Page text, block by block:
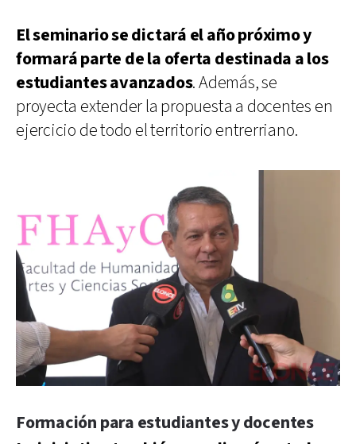
El seminario se dictará el año próximo y
formará parte de la oferta destinada a los
estudiantes avanzados. Además, se
proyecta extender la propuesta a docentes en
ejercicio de todo el territorio entrerriano.
Formación para estudiantes y docentes